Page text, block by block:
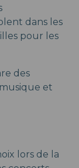
dans les
pour les
des
et
lors de la